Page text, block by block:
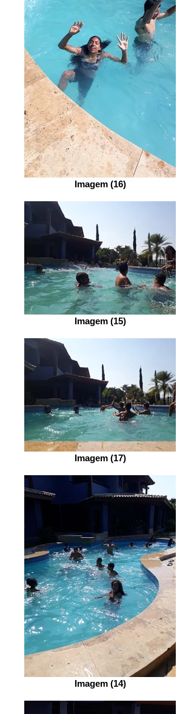
Imagem (16)
Imagem (15)
Imagem (17)
Imagem (14)